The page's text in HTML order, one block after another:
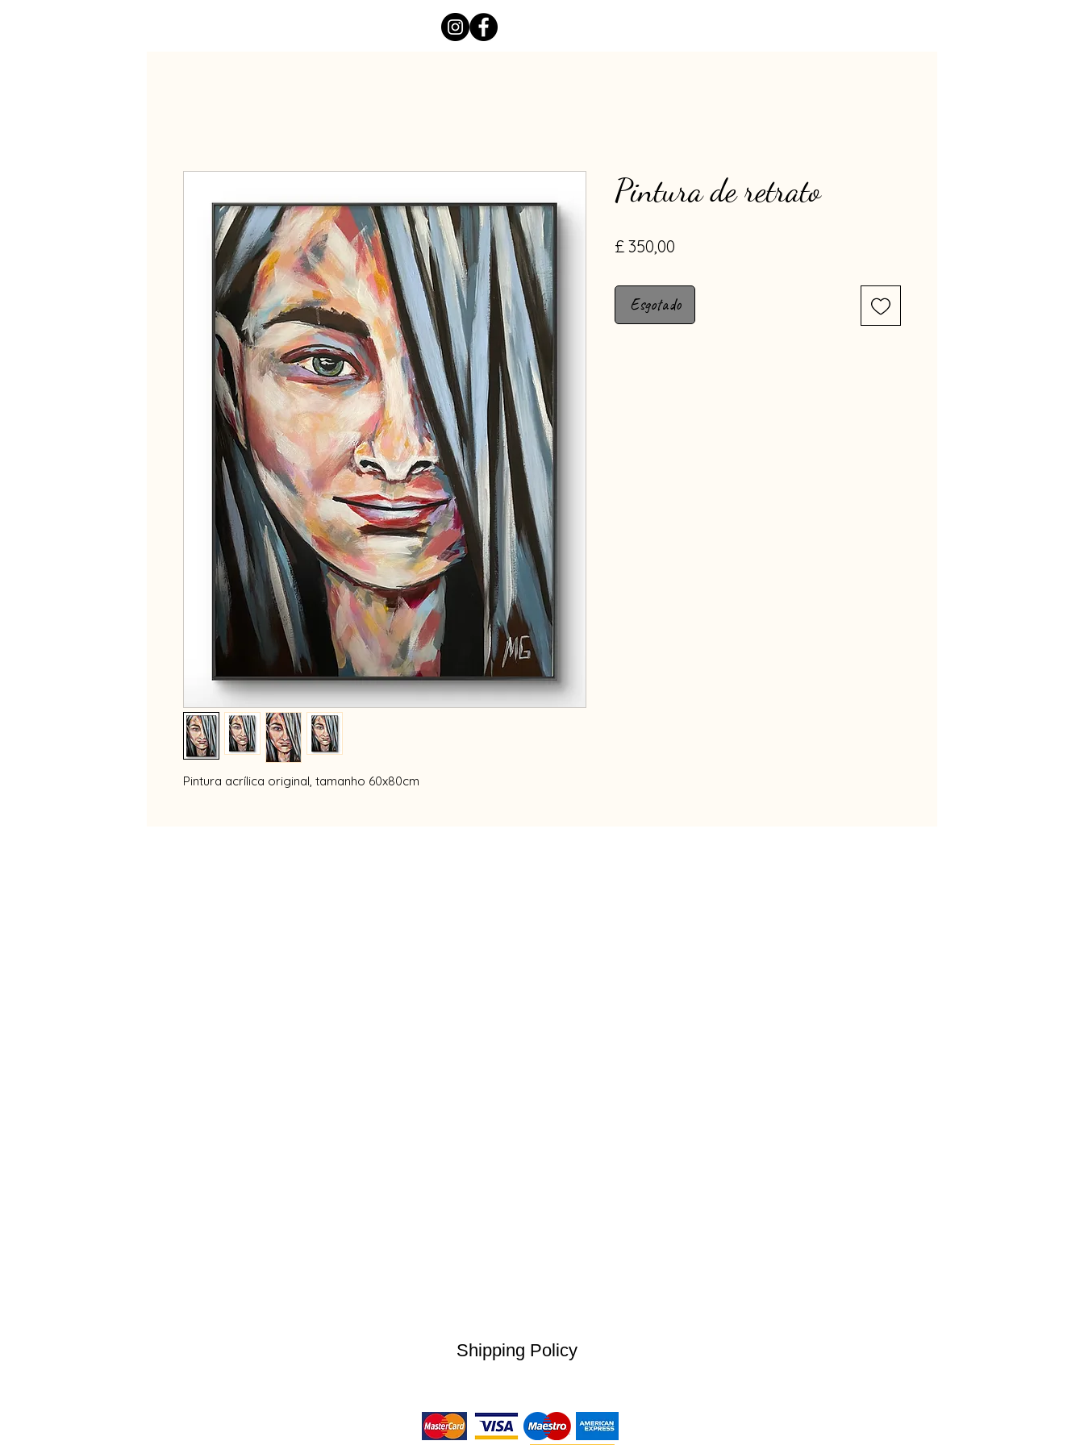
Pintura acrílica original, tamanho 60x80cm
Pintura de retrato
£ 350,00
Esgotado
Shipping Policy